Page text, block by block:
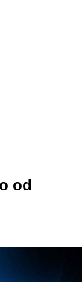
od